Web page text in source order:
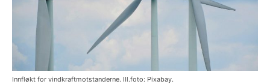
Innfløkt for vindkraftmotstanderne. Ill.foto: Pixabay.